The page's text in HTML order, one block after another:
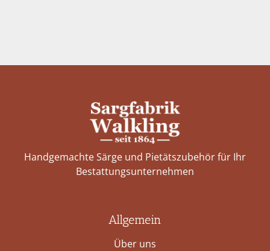
Handgemachte Särge und Pietätszubehör für Ihr
Bestattungs­unternehmen
Allgemein
Über uns